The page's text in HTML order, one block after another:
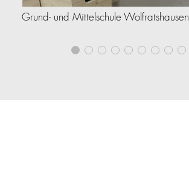
Grund- und Mittelschule Wolfratshausen